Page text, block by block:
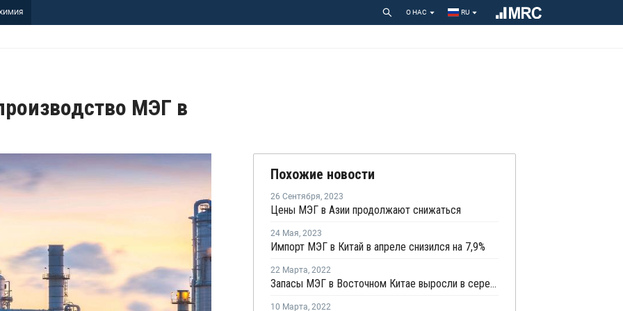
О НАС RU
МЭГ в
Похожие новости
26 Сентября, 2023
Цены МЭГ в Азии продолжают снижаться
24 Мая, 2023
Импорт МЭГ в Китай в апреле снизился на 7,9%
22 Марта, 2022
Запасы МЭГ в Восточном Китае выросли в середине марта на 1,51%
10 Марта, 2022